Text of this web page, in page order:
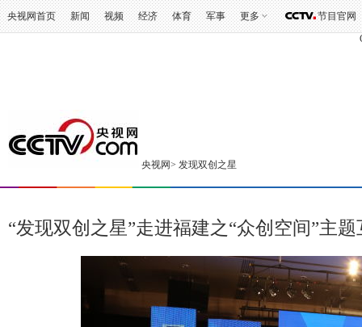
央视网首页 新闻 视频 经济 体育 军事 更多 节目官网
央视网> 发现双创之星
“发现双创之星”走进福建之“众创空间”主题